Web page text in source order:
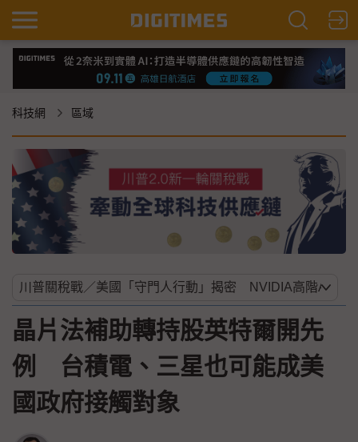
科技網 區域
晶片法補助轉持股英特爾開先
例 台積電、三星也可能成美
國政府接觸對象